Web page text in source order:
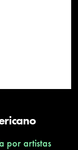
por artistas